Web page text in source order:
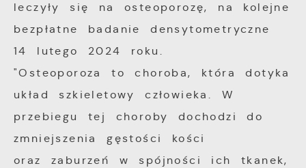
leczyły się na osteoporozę, na kolejne
bezpłatne badanie densytometryczne
14 lutego 2024 roku.
"Osteoporoza to choroba, która dotyka
układ szkieletowy człowieka. W
przebiegu tej choroby dochodzi do
zmniejszenia gęstości kości
oraz zaburzeń w spójności ich tkanek,
serwisy www. Dane pozwalają nam na
ocenę naszych serwisów internetowych pod
względem ich popularności wśród
użytkowników. Zgromadzone informacje są
przetwarzane w formie zanonimizowanej.
Wyrażenie zgody na analityczne pliki
funkcjonalności.
aktualności na stronach naszych partnerów.
Promocyjne pliki cookies służą do
prezentowania Ci naszych komunikatów na
podstawie analizy Twoich upodobań oraz